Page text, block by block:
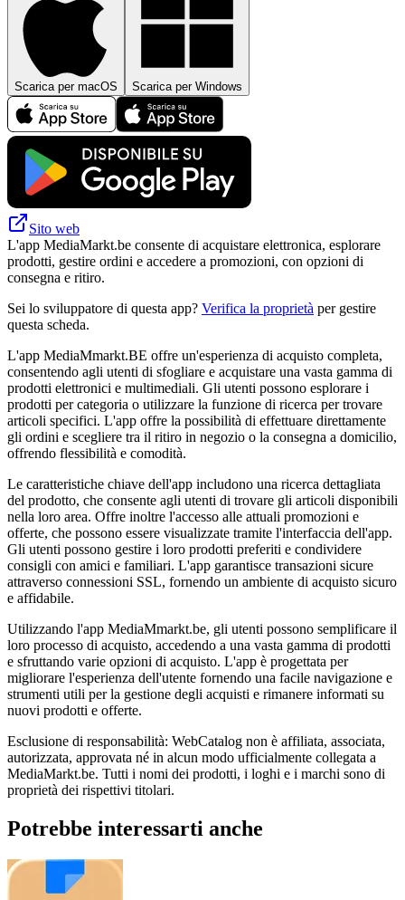
Scarica per macOS Scarica per Windows
Sito web
L'app MediaMarkt.be consente di acquistare elettronica, esplorare
prodotti, gestire ordini e accedere a promozioni, con opzioni di
consegna e ritiro.
Sei lo sviluppatore di questa app? Verifica la proprietà per gestire
questa scheda.
L'app MediaMmarkt.BE offre un'esperienza di acquisto completa,
consentendo agli utenti di sfogliare e acquistare una vasta gamma di
prodotti elettronici e multimediali. Gli utenti possono esplorare i
prodotti per categoria o utilizzare la funzione di ricerca per trovare
articoli specifici. L'app offre la possibilità di effettuare direttamente
gli ordini e scegliere tra il ritiro in negozio o la consegna a domicilio,
offrendo flessibilità e comodità.
Le caratteristiche chiave dell'app includono una ricerca dettagliata
del prodotto, che consente agli utenti di trovare gli articoli disponibili
nella loro area. Offre inoltre l'accesso alle attuali promozioni e
offerte, che possono essere visualizzate tramite l'interfaccia dell'app.
Gli utenti possono gestire i loro prodotti preferiti e condividere
consigli con amici e familiari. L'app garantisce transazioni sicure
attraverso connessioni SSL, fornendo un ambiente di acquisto sicuro
e affidabile.
Utilizzando l'app MediaMmarkt.be, gli utenti possono semplificare il
loro processo di acquisto, accedendo a una vasta gamma di prodotti
e sfruttando varie opzioni di acquisto. L'app è progettata per
migliorare l'esperienza dell'utente fornendo una facile navigazione e
strumenti utili per la gestione degli acquisti e rimanere informati su
nuovi prodotti e offerte.
Esclusione di responsabilità: WebCatalog non è affiliata, associata,
autorizzata, approvata né in alcun modo ufficialmente collegata a
MediaMarkt.be. Tutti i nomi dei prodotti, i loghi e i marchi sono di
proprietà dei rispettivi titolari.
Potrebbe interessarti anche